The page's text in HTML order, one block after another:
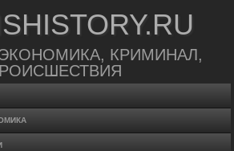
КРИМИНАЛ,